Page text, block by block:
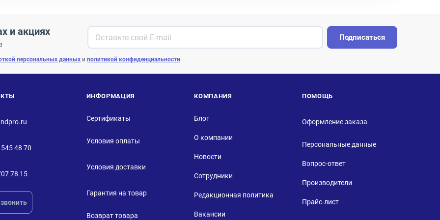
и акциях Подписаться
персональных данных и политикой конфиденциальности.
48 70
78 15
ИНФОРМАЦИЯ
Сертификаты
Условия оплаты
Условия доставки
Гарантия на товар
Возврат товара
КОМПАНИЯ
Блог
О компании
Новости
Сотрудники
Редакционная политика
Вакансии
ПОМОЩЬ
Оформление заказа
Персональные данные
Вопрос-ответ
Производители
Прайс-лист